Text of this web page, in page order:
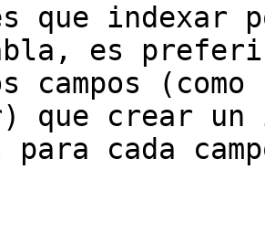
que indexar
es
campos
que crear